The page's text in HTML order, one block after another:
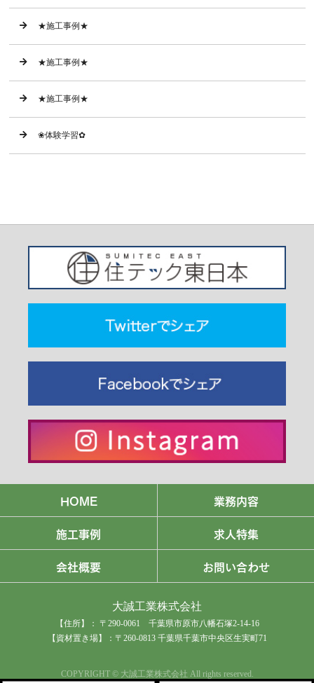
★施工事例★
★施工事例★
★施工事例★
❀体験学習✿
HOME
業務内容
施工事例
求人特集
会社概要
お問い合わせ
大誠工業株式会社
【住所】： 〒290-0061 千葉県市原市八幡石塚2-14-16
【資材置き場】：〒260-0813 千葉県千葉市中央区生実町71
COPYRIGHT © 大誠工業株式会社 All rights reserved.